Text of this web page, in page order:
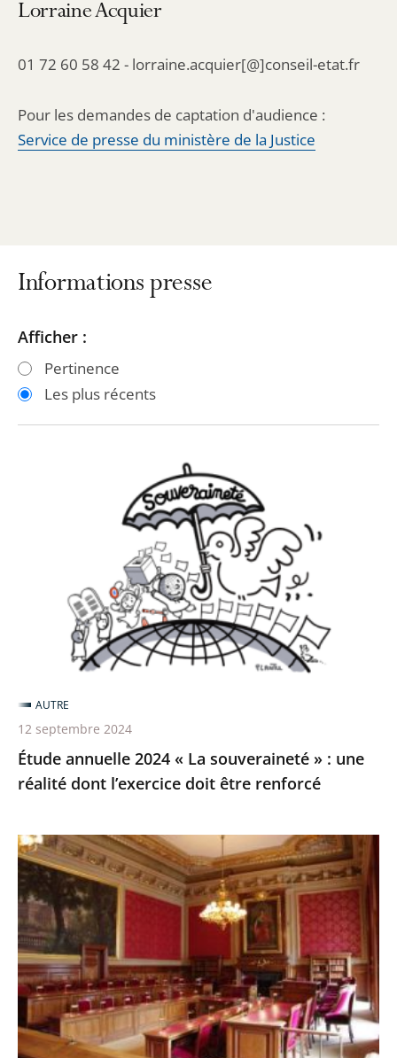
Lorraine Acquier
01 72 60 58 42 - lorraine.acquier[@]conseil-etat.fr
Pour les demandes de captation d'audience :
Service de presse du ministère de la Justice
Informations presse
Passer
les
filtres
Passer
les
filtres
Afficher :
Pertinence
Les plus récents
souveraineté
dont
l’exercice
doit
être
Étude annuelle 2024 « La souveraineté » : une
réalité dont l’exercice doit être renforcé
AUTRE
12 septembre 2024
Le
Conseil
d’État
dénonce
les
attaques
ayant
visé
la